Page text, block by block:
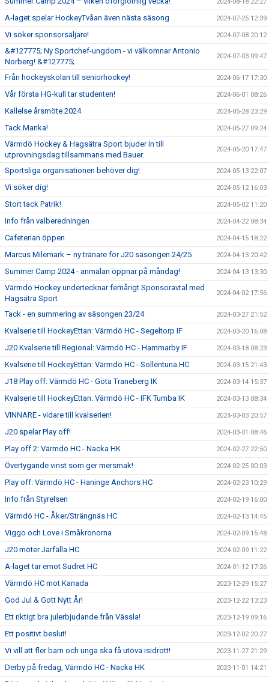
A-laget spelar HockeyTvåan även nästa säsong 2024-07-25 12:39
Vi söker sponsorsäljare! 2024-07-08 20:12
&#127775; Ny Sportchef-ungdom - vi välkomnar Antonio
Norberg! &#127775;
2024-07-03 09:47
Från hockeyskolan till seniorhockey! 2024-06-17 17:30
Vår första HG-kull tar studenten! 2024-06-01 08:26
Kallelse årsmöte 2024 2024-05-28 23:29
Tack Marika! 2024-05-27 09:24
Värmdö Hockey & Hagsätra Sport bjuder in till
utprovningsdag tillsammans med Bauer.
2024-05-20 17:47
Sportsliga organisationen behöver dig! 2024-05-13 22:07
Vi söker dig! 2024-05-12 16:03
Stort tack Patrik! 2024-05-02 11:20
Info från valberedningen 2024-04-22 08:34
Cafeterian öppen 2024-04-15 18:22
Marcus Milemark – ny tränare för J20 säsongen 24/25 2024-04-13 20:42
Summer Camp 2024 - anmälan öppnar på måndag! 2024-04-13 13:30
Värmdö Hockey undertecknar femårigt Sponsoravtal med
Hagsätra Sport
2024-04-02 17:56
Tack - en summering av säsongen 23/24 2024-03-27 21:52
Kvalserie till HockeyEttan: Värmdö HC - Segeltorp IF 2024-03-20 16:08
J20 Kvalserie till Regional: Värmdö HC - Hammarby IF 2024-03-18 08:23
Kvalserie till HockeyEttan: Värmdö HC - Sollentuna HC 2024-03-15 21:43
J18 Play off: Värmdö HC - Göta Traneberg IK 2024-03-14 15:37
Kvalserie till HockeyEttan: Värmdö HC - IFK Tumba IK 2024-03-13 08:34
VINNARE - vidare till kvalserien! 2024-03-03 20:57
J20 spelar Play off! 2024-03-01 08:46
Play off 2: Värmdö HC - Nacka HK 2024-02-27 22:50
Övertygande vinst som ger mersmak! 2024-02-25 00:03
Play off: Värmdö HC - Haninge Anchors HC 2024-02-23 10:29
Info från Styrelsen 2024-02-19 16:00
Värmdö HC - Åker/Strängnäs HC 2024-02-13 14:45
Viggo och Love i Småkronorna 2024-02-09 15:48
J20 möter Järfälla HC 2024-02-09 11:22
A-laget tar emot Sudret HC 2024-01-12 17:26
Värmdö HC mot Kanada 2023-12-29 15:27
God Jul & Gott Nytt År! 2023-12-22 13:23
Ett riktigt bra julerbjudande från Vässla! 2023-12-19 09:16
Ett positivt beslut! 2023-12-02 20:27
Vi vill att fler barn och unga ska få utöva isidrott! 2023-11-27 21:29
Derby på fredag, Värmdö HC - Nacka HK 2023-11-01 14:21